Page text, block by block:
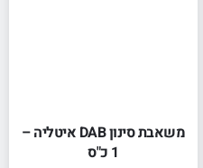
משאבת סינון DAB איטליה –
1 כ"ס